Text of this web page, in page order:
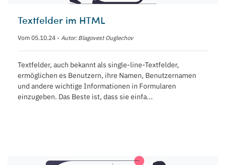
Textfelder im HTML
Vom 05.10.24 - Autor: Blagovest Ouglechov
Textfelder, auch bekannt als single-line-Textfelder,
ermöglichen es Benutzern, ihre Namen, Benutzernamen
und andere wichtige Informationen in Formularen
einzugeben. Das Beste ist, dass sie einfa...